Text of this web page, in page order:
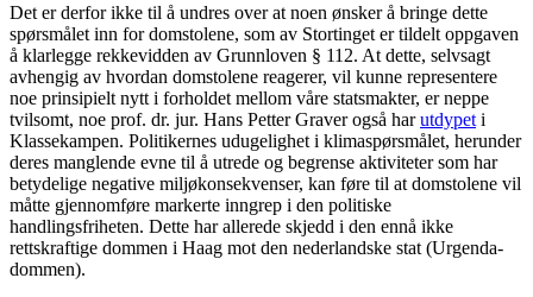
Det er derfor ikke til å undres over at noen ønsker å bringe dette
spørsmålet inn for domstolene, som av Stortinget er tildelt oppgaven
å klarlegge rekkevidden av Grunnloven § 112. At dette, selvsagt
avhengig av hvordan domstolene reagerer, vil kunne representere
noe prinsipielt nytt i forholdet mellom våre statsmakter, er neppe
tvilsomt, noe prof. dr. jur. Hans Petter Graver også harutdypet i
Klassekampen. Politikernes udugelighet i klimaspørsmålet, herunder
deres manglende evne til å utrede og begrense aktiviteter som har
betydelige negative miljøkonsekvenser, kan føre til at domstolene vil
måtte gjennomføre markerte inngrep i den politiske
handlingsfriheten. Dette har allerede skjedd i den ennå ikke
rettskraftige dommen i Haag mot den nederlandske stat (Urgenda-
dommen).